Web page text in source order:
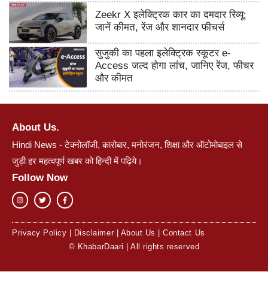
Zeekr X इलेक्ट्रिक कार का दमदार रिव्यू:
जानें कीमत, रेंज और शानदार फीचर्स
सुजुकी का पहला इलेक्ट्रिक स्कूटर e-
Access जल्द होगा लांच, जानिए रेंज, फीचर
और कीमत
About Us.
Hindi News - टेक्नोलॉजी, कारोबार, मनोरंजन, शिक्षा और ऑटोमोबाइल से
जुड़ी हर महत्वपूर्ण खबर को हिन्दी में पढ़िये।
Follow Now
© KhabarDaari | All rights reserved
Privacy Policy Disclaimer| About Us |Contact Us